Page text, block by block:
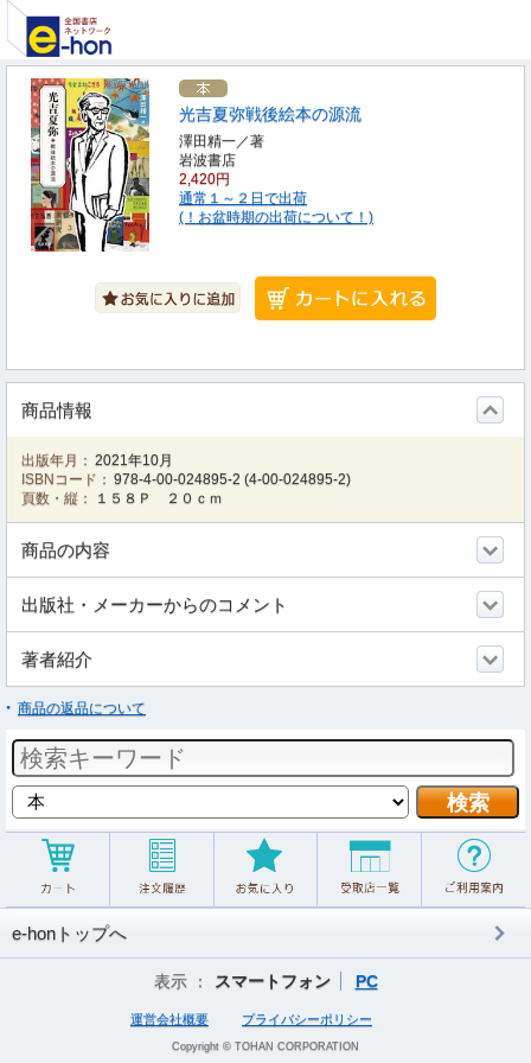
光吉夏弥戦後絵本の源流
澤田精一／著
岩波書店
2,420円
通常１～２日で出荷
(！お盆時期の出荷について！)
商品情報
出版年月： 2021年10月
ISBNコード： 978-4-00-024895-2 (4-00-024895-2)
頁数・縦：
１５８Ｐ ２０ｃｍ
商品の内容
出版社・メーカーからのコメント
著者紹介
商品の返品について
e-honトップへ
表示 ： スマートフォン PC
運営会社概要 プライバシーポリシー
Copyright © TOHAN CORPORATION